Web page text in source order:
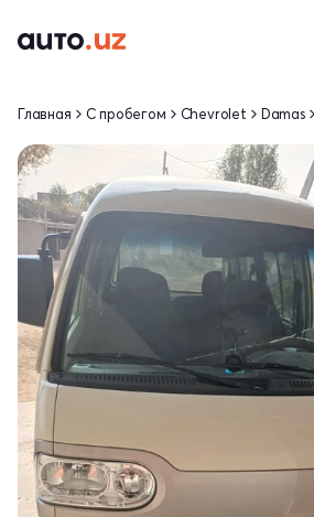
Главная С пробегом Chevrolet Damas